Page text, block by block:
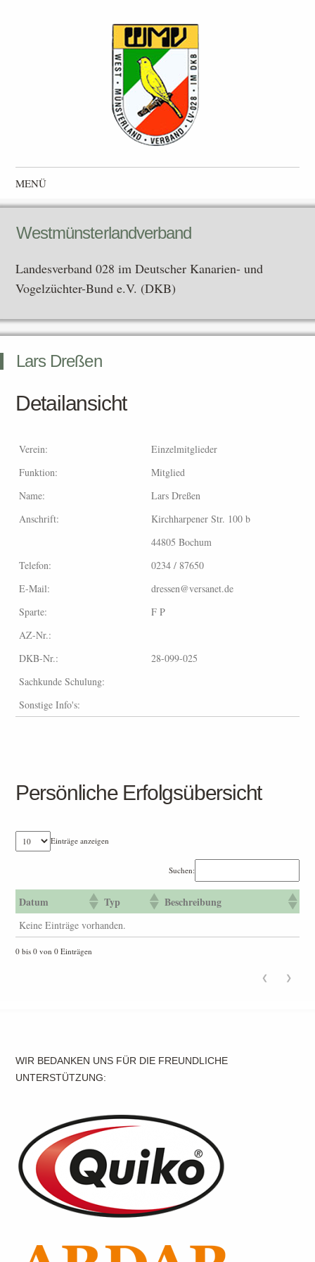
Westmünsterlandverband
Landesverband 028 im Deutscher Kanarien- und Vogelzüchter-
Bund e.V. (DKB)
MENÜ
Zum Inhalt springen
Westmünsterlandverband
Landesverband 028 im Deutscher Kanarien- und
Vogelzüchter-Bund e.V. (DKB)
Lars Dreßen
Detailansicht
Verein:
Einzelmitglieder
Funktion:
Mitglied
Name:
Lars Dreßen
Anschrift:
Kirchharpener Str. 100 b
44805 Bochum
Telefon:
0234 / 87650
E-Mail:
dressen@versanet.de
Sparte:
F P
AZ-Nr.:
DKB-Nr.:
28-099-025
Sachkunde Schulung:
Sonstige Info's:
Persönliche Erfolgsübersicht
Einträge anzeigen
Suchen:
Datum Typ Beschreibung
Keine Einträge vorhanden.
0 bis 0 von 0 Einträgen
❮ ❯
WIR BEDANKEN UNS FÜR DIE FREUNDLICHE
UNTERSTÜTZUNG: